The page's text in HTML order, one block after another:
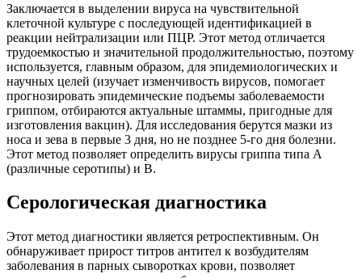
Заключается в выделении вируса на чувствительной
клеточной культуре с последующей идентификацией в
реакции нейтрализации или ПЦР. Этот метод отличается
трудоемкостью и значительной продолжительностью, поэтому
используется, главным образом, для эпидемиологических и
научных целей (изучает изменчивость вирусов, помогает
прогнозировать эпидемические подъемы заболеваемости
гриппом, отбираются актуальные штаммы, пригодные для
изготовления вакцин). Для исследования берутся мазки из
носа и зева в первые 3 дня, но не позднее 5-го дня болезни.
Этот метод позволяет определить вирусы гриппа типа А
(различные серотипы) и В.
Серологическая диагностика
Этот метод диагностики является ретроспективным. Он
обнаруживает прирост титров антител к возбудителям
заболевания в парных сыворотках крови, позволяет